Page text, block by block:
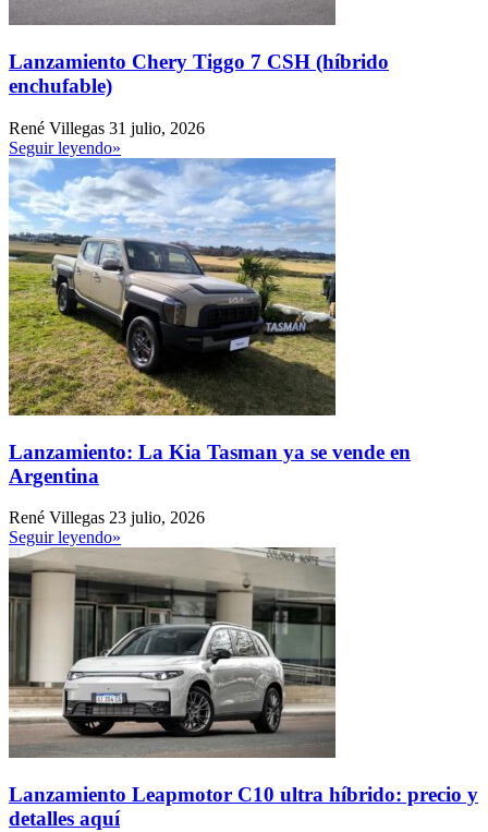
Lanzamiento Chery Tiggo 7 CSH (híbrido
enchufable)
René Villegas 31 julio, 2026
Seguir leyendo»
Lanzamiento: La Kia Tasman ya se vende en
Argentina
René Villegas 23 julio, 2026
Seguir leyendo»
Lanzamiento Leapmotor C10 ultra híbrido: precio y
detalles aquí